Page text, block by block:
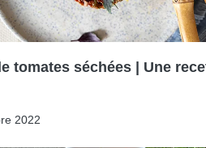
tomates séchées | Une
2022